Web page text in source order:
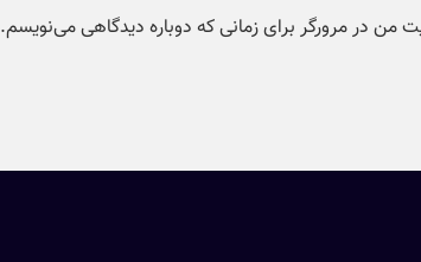
من در مرورگر برای زمانی که دوباره دیدگاهی می‌نویسم.